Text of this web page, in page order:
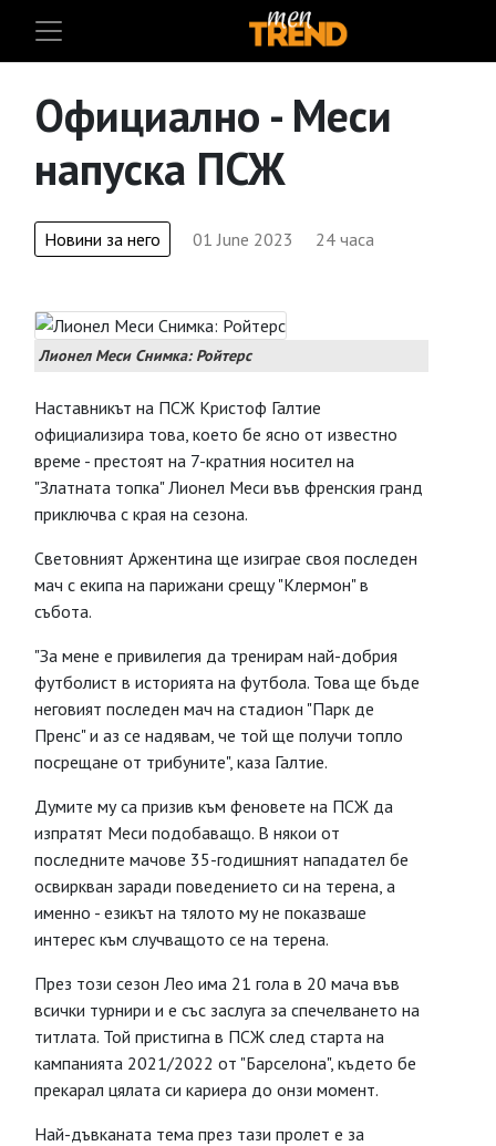
Официално - Меси
напуска ПСЖ
Новини за него 01 June 2023 24 часа
Лионел Меси Снимка: Ройтерс
Наставникът на ПСЖ Кристоф Галтие
официализира това, което бе ясно от известно
време - престоят на 7-кратния носител на
"Златната топка" Лионел Меси във френския гранд
приключва с края на сезона.
Световният Аржентина ще изиграе своя последен
мач с екипа на парижани срещу "Клермон" в
събота.
"За мене е привилегия да тренирам най-добрия
футболист в историята на футбола. Това ще бъде
неговият последен мач на стадион "Парк де
Пренс" и аз се надявам, че той ще получи топло
посрещане от трибуните", каза Галтие.
Думите му са призив към феновете на ПСЖ да
изпратят Меси подобаващо. В някои от
последните мачове 35-годишният нападател бе
освиркван заради поведението си на терена, а
именно - езикът на тялото му не показваше
интерес към случващото се на терена.
През този сезон Лео има 21 гола в 20 мача във
всички турнири и е със заслуга за спечелването на
титлата. Той пристигна в ПСЖ след старта на
кампанията 2021/2022 от "Барселона", където бе
прекарал цялата си кариера до онзи момент.
Най-дъвканата тема през тази пролет е за